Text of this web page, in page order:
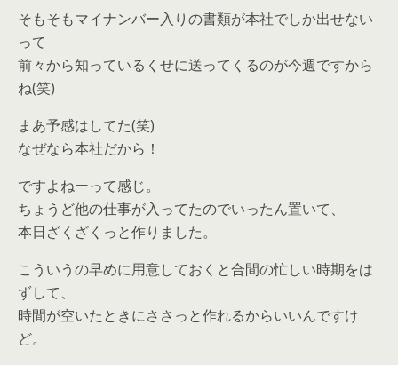
そもそもマイナンバー入りの書類が本社でしか出せない
って
前々から知っているくせに送ってくるのが今週ですから
ね(笑)
まあ予感はしてた(笑)
なぜなら本社だから！
ですよねーって感じ。
ちょうど他の仕事が入ってたのでいったん置いて、
本日ざくざくっと作りました。
こういうの早めに用意しておくと合間の忙しい時期をは
ずして、
時間が空いたときにささっと作れるからいいんですけ
ど。